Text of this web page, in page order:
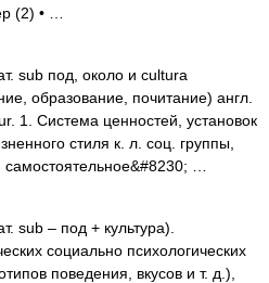
(2) • …
sub под, около и cultura
образование, почитание) англ.
1. Система ценностей, установок
стиля к. л. соц. группы,
…
sub – под + культура).
социально психологических
поведения, вкусов и т. д.),